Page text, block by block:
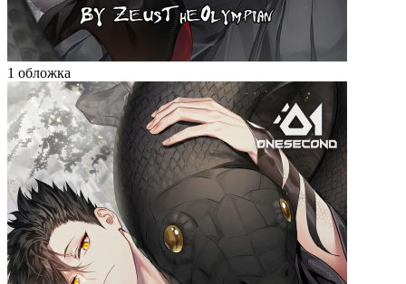
1 обложка